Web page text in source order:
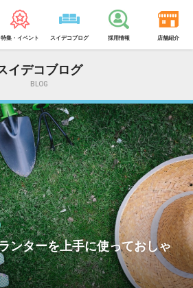
特集・イベント スイデコブログ 採用情報 店舗紹介
イデコブログ
BLOG
ンターを上手に使っておしゃ